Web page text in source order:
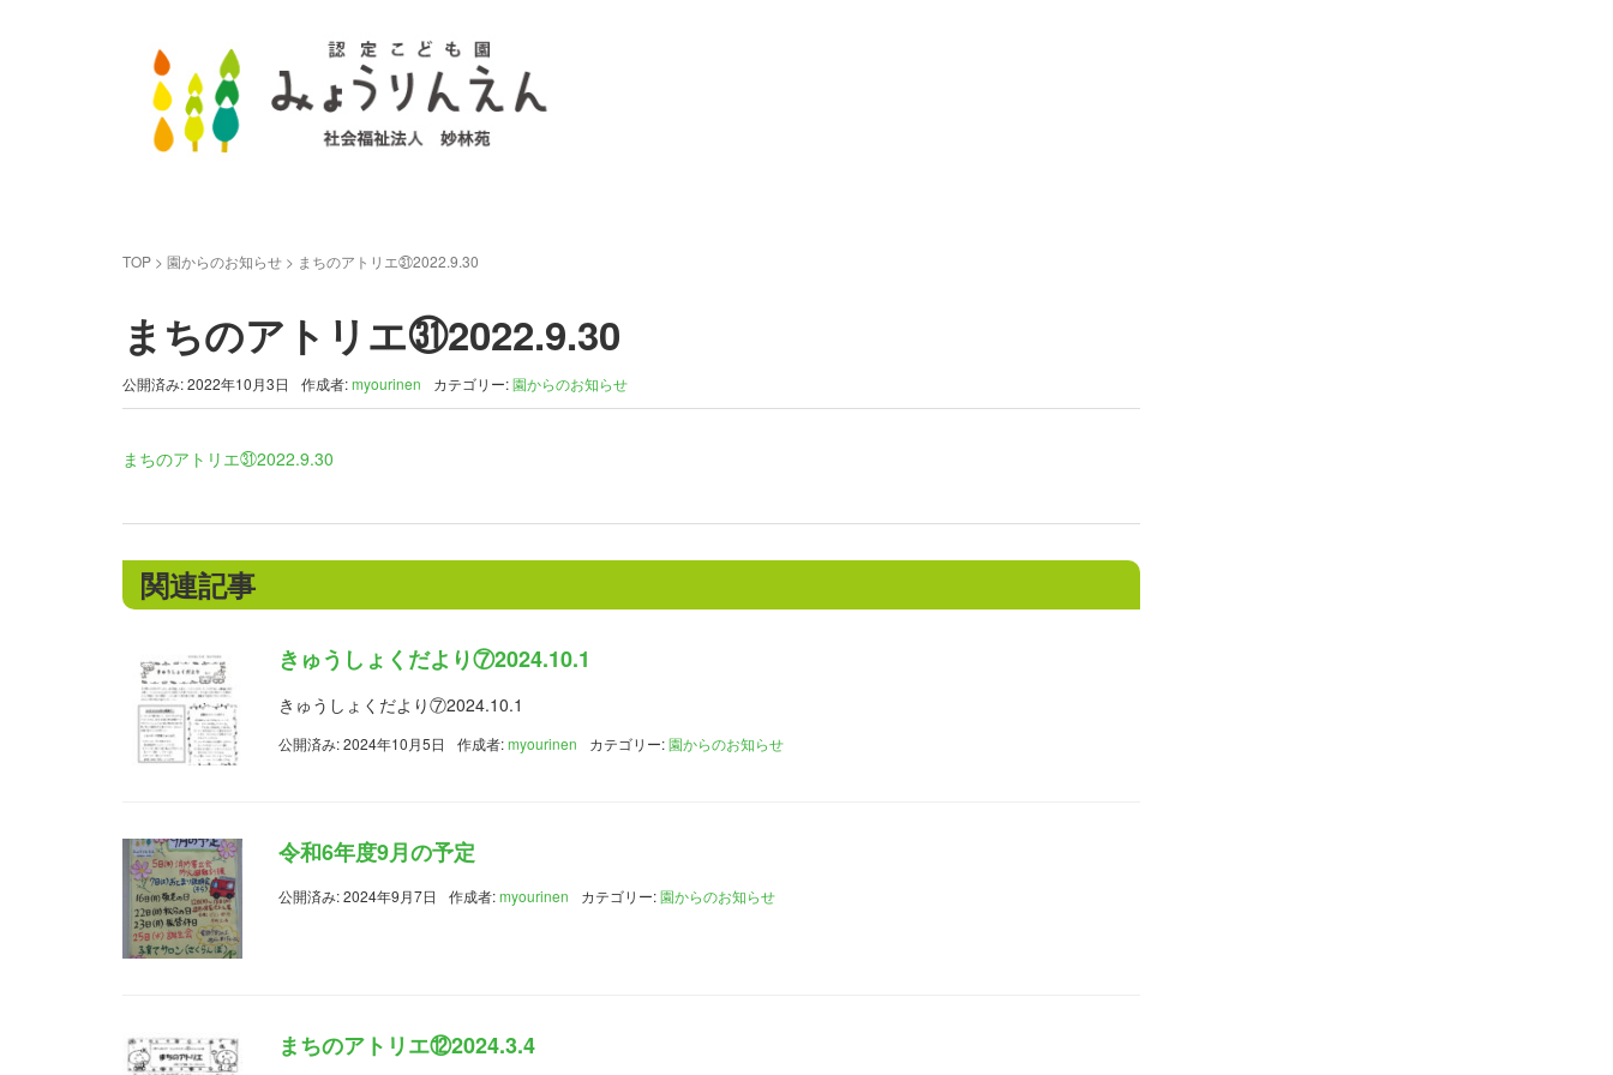
TOP > 園からのお知らせ > まちのアトリエ㉛2022.9.30
まちのアトリエ㉛2022.9.30
公開済み: 2022年10月3日 作成者:myourinen カテゴリー:園からのお知らせ
まちのアトリエ㉛2022.9.30
関連記事
きゅうしょくだより⑦2024.10.1
きゅうしょくだより⑦2024.10.1
公開済み: 2024年10月5日 作成者:myourinen カテゴリー:園からのお知らせ
令和6年度9月の予定
公開済み: 2024年9月7日 作成者:myourinen カテゴリー:園からのお知らせ
まちのアトリエ⑫2024.3.4